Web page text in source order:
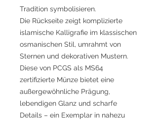
Tradition symbolisieren.
Die Rückseite zeigt komplizierte
islamische Kalligrafie im klassischen
osmanischen Stil, umrahmt von
Sternen und dekorativen Mustern.
Diese von PCGS als MS64
zertifizierte Münze bietet eine
außergewöhnliche Prägung,
lebendigen Glanz und scharfe
Details – ein Exemplar in nahezu